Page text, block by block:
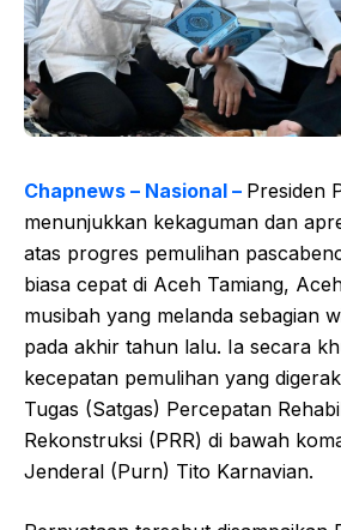
Chapnews – Nasional – Presiden
menunjukkan kekaguman dan
atas progres pemulihan
biasa cepat di Aceh Tamiang,
musibah yang melanda sebagian
pada akhir tahun lalu. Ia secara
kecepatan pemulihan yang
Tugas (Satgas) Percepatan
Rekonstruksi (PRR) di bawah
Jenderal (Purn) Tito Karnavian.